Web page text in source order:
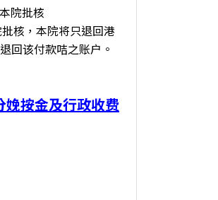
院批核
核，本院将只退回港
回该付款咭之账户。
娩按金及行政收费